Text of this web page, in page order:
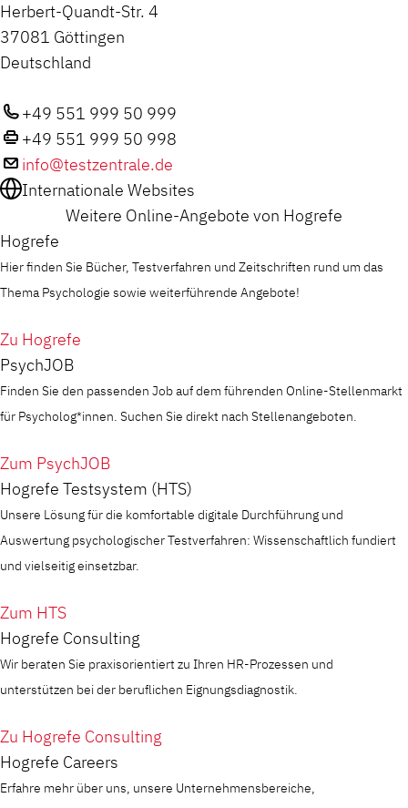
Herbert-Quandt-Str. 4
37081 Göttingen
Deutschland
+49 551 999 50 999
+49 551 999 50 998
info@testzentrale.de
Internationale Websites
Weitere Online-Angebote von Hogrefe
Hogrefe
Hier finden Sie Bücher, Testverfahren und Zeitschriften rund um das
Thema Psychologie sowie weiterführende Angebote!
Zu Hogrefe
PsychJOB
Finden Sie den passenden Job auf dem führenden Online-Stellenmarkt
für Psycholog*innen. Suchen Sie direkt nach Stellenangeboten.
Zum PsychJOB
Hogrefe Testsystem (HTS)
Unsere Lösung für die komfortable digitale Durchführung und
Auswertung psychologischer Testverfahren: Wissenschaftlich fundiert
und vielseitig einsetzbar.
Zum HTS
Hogrefe Consulting
Wir beraten Sie praxisorientiert zu Ihren HR-Prozessen und
unterstützen bei der beruflichen Eignungsdiagnostik.
Zu Hogrefe Consulting
Hogrefe Careers
Erfahre mehr über uns, unsere Unternehmensbereiche,